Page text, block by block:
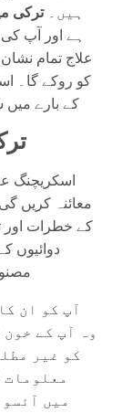
ہیں۔ترکی
ہے اور آپ کی
علاج تمام
کو روکے گا۔
کے بارے میں
اسکریچنگ
معائنہ کریں
کے خطرات اور
دوائیوں
آپ کو ان
وہ آپ کے
کو غیر
میں